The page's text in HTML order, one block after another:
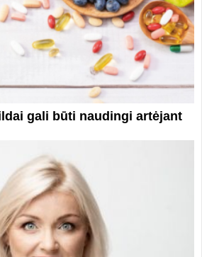
gali būti naudingi artėjant